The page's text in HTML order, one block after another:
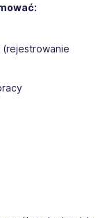
pracowników
dla
pod nr
osób do pracy
(rejestrowanie